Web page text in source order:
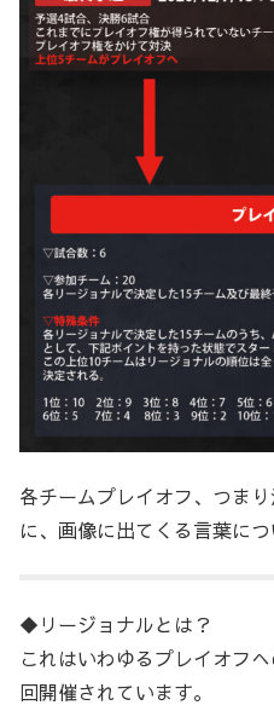
各チームプレイオフ、つま
に、画像に出てくる言葉につ
◆リージョナルとは？
これはいわゆるプレイオフ
回開催されています。